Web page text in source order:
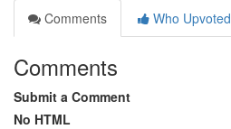
Comments
Who Upvoted
Comments
Submit a Comment
No HTML